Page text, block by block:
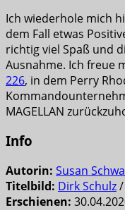
Ich wiederhole mich
dem Fall etwas
richtig viel Spaß und
Ausnahme. Ich freue
226, in dem Perry
MAGELLAN
Info
Autorin: Susan
Titelbild: Dirk Schulz
Erschienen: